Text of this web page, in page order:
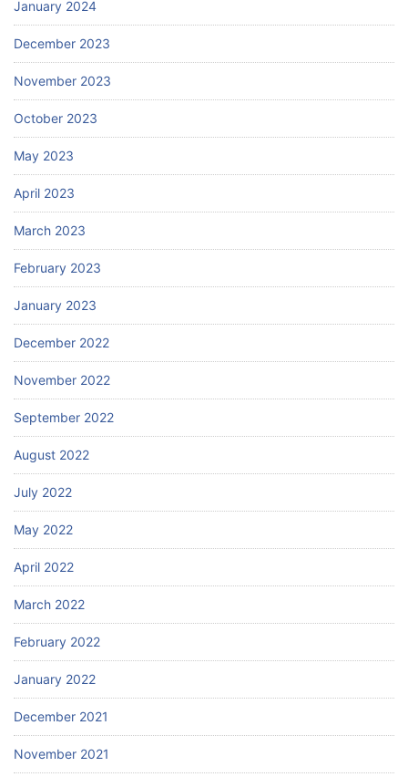
January 2024
December 2023
November 2023
October 2023
May 2023
April 2023
March 2023
February 2023
January 2023
December 2022
November 2022
September 2022
August 2022
July 2022
May 2022
April 2022
March 2022
February 2022
January 2022
December 2021
November 2021